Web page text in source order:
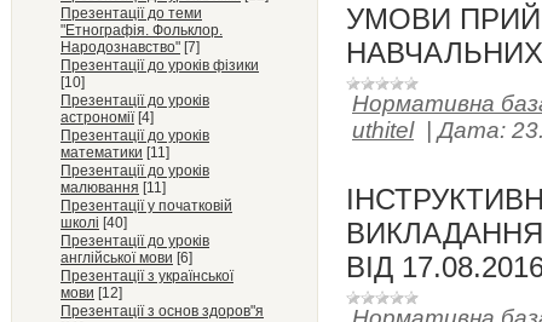
Презентації до теми
"Етнографія. Фольклор.
Народознавство" [7]
Презентації до уроків фізики
[10]
Презентації до уроків
астрономії [4]
Презентації до уроків
математики [11]
Презентації до уроків
малювання [11]
Презентації у початковій
школі [40]
Презентації до уроків
англійської мови [6]
Презентації з української
мови [12]
Презентації з основ здоров"я
УМОВИ
НАВЧАЛЬНИХ
Нормативна
uthitel
|Дата:
ВИКЛАДАННЯ
ВІД